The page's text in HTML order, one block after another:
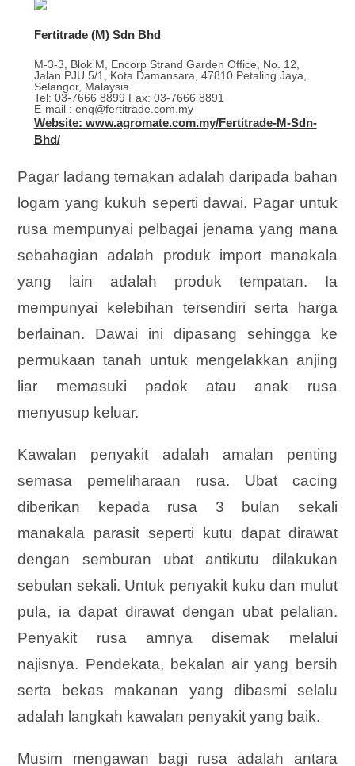
Fertitrade (M) Sdn Bhd
M-3-3, Blok M, Encorp Strand Garden Office, No. 12,
Jalan PJU 5/1, Kota Damansara, 47810 Petaling Jaya,
Selangor, Malaysia.
Tel: 03-7666 8899 Fax: 03-7666 8891
E-mail : enq@fertitrade.com.my
Website: www.agromate.com.my/Fertitrade-M-Sdn-
Bhd/
Pagar ladang ternakan adalah daripada bahan
logam yang kukuh seperti dawai. Pagar untuk
rusa mempunyai pelbagai jenama yang mana
sebahagian adalah produk import manakala
yang lain adalah produk tempatan. Ia
mempunyai kelebihan tersendiri serta harga
berlainan. Dawai ini dipasang sehingga ke
permukaan tanah untuk mengelakkan anjing
liar memasuki padok atau anak rusa
menyusup keluar.
Kawalan penyakit adalah amalan penting
semasa pemeliharaan rusa. Ubat cacing
diberikan kepada rusa 3 bulan sekali
manakala parasit seperti kutu dapat dirawat
dengan semburan ubat antikutu dilakukan
sebulan sekali. Untuk penyakit kuku dan mulut
pula, ia dapat dirawat dengan ubat pelalian.
Penyakit rusa amnya disemak melalui
najisnya. Pendekata, bekalan air yang bersih
serta bekas makanan yang dibasmi selalu
adalah langkah kawalan penyakit yang baik.
Musim mengawan bagi rusa adalah antara